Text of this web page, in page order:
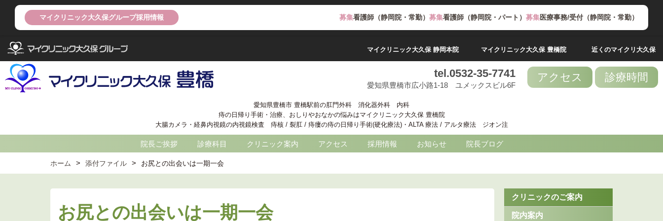
マイクリニック大久保グループ採用情報 募集看護師（静岡院・常勤） 募集看護師（静岡院・パート） 募集医療事務/受付（静岡院・常勤）
マイクリニック大久保 静岡本院 マイクリニック大久保 豊橋院 近くのマイクリ大久保
tel.0532-35-7741
愛知県豊橋市広小路1-18 ユメックスビル6F
アクセス 診療時間
愛知県豊橋市 豊橋駅前の肛門外科 消化器外科 内科
痔の日帰り手術・治療、おしりやおなかの悩みはマイクリニック大久保 豊橋院
大腸カメラ・経鼻内視鏡の内視鏡検査 痔核 / 裂肛 / 痔瘻の痔の日帰り手術(硬化療法)・ALTA 療法 / アルタ療法 ジオン注
院長ご挨拶 診療科目 クリニック案内 アクセス 採用情報 お知らせ 院長ブログ
ホーム 添付ファイル お尻との出会いは一期一会
お尻との出会いは一期一会
クリニックのご案内
院内案内